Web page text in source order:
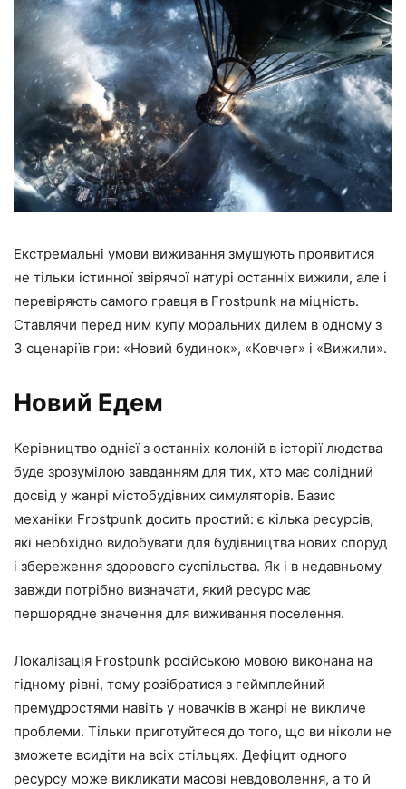
Екстремальні умови виживання змушують проявитися
не тільки істинної звірячої натурі останніх вижили, але і
перевіряють самого гравця в Frostpunk на міцність.
Ставлячи перед ним купу моральних дилем в одному з
3 сценаріїв гри: «Новий будинок», «Ковчег» і «Вижили».
Новий Едем
Керівництво однієї з останніх колоній в історії людства
буде зрозумілою завданням для тих, хто має солідний
досвід у жанрі містобудівних симуляторів. Базис
механіки Frostpunk досить простий: є кілька ресурсів,
які необхідно видобувати для будівництва нових споруд
і збереження здорового суспільства. Як і в недавньому
завжди потрібно визначати, який ресурс має
першорядне значення для виживання поселення.
Локалізація Frostpunk російською мовою виконана на
гідному рівні, тому розібратися з геймплейний
премудростями навіть у новачків в жанрі не викличе
проблеми. Тільки приготуйтеся до того, що ви ніколи не
зможете всидіти на всіх стільцях. Дефіцит одного
ресурсу може викликати масові невдоволення, а то й